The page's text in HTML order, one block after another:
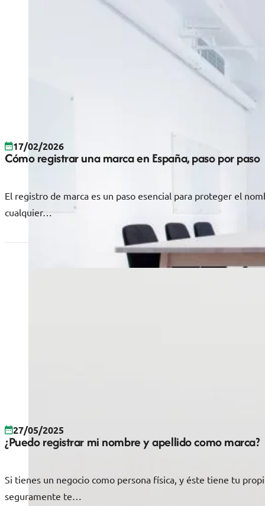
17/02/2026
Cómo registrar una marca en España, paso por paso
El registro de marca es un paso esencial para proteger el
cualquier…
27/05/2025
¿Puedo registrar mi nombre y apellido como marca?
Si tienes un negocio como persona física, y éste tiene tu
seguramente te…